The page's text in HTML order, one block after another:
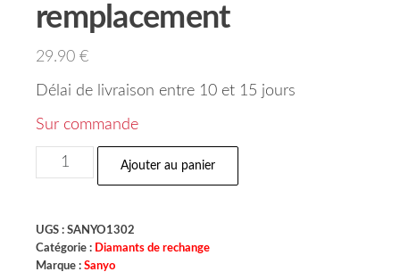
remplacement
29.90 €
Délai de livraison entre 10 et 15 jours
Sur commande
Ajouter au panier
UGS : SANYO1302
Catégorie : Diamants de rechange
Marque : Sanyo